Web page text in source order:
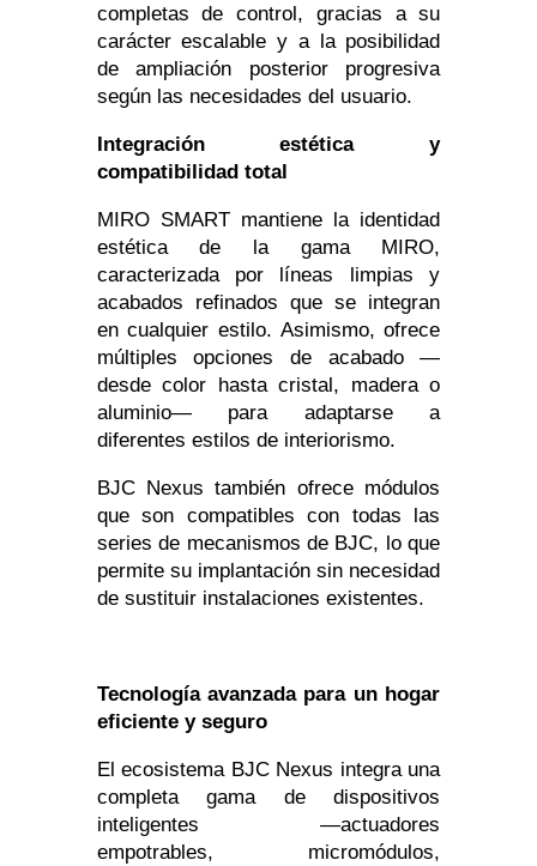
completas de control, gracias a su
carácter escalable y a la posibilidad
de ampliación posterior progresiva
según las necesidades del usuario.
Integración estética y
compatibilidad total
MIRO SMART mantiene la identidad
estética de la gama MIRO,
caracterizada por líneas limpias y
acabados refinados que se integran
en cualquier estilo. Asimismo, ofrece
múltiples opciones de acabado —
desde color hasta cristal, madera o
aluminio— para adaptarse a
diferentes estilos de interiorismo.
BJC Nexus también ofrece módulos
que son compatibles con todas las
series de mecanismos de BJC, lo que
permite su implantación sin necesidad
de sustituir instalaciones existentes.
Tecnología avanzada para un hogar
eficiente y seguro
El ecosistema BJC Nexus integra una
completa gama de dispositivos
inteligentes —actuadores
empotrables, micromódulos,